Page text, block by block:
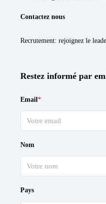
Contactez nous
Recrutement: rejoignez le
Restez informé par
Email*
Nom
Pays